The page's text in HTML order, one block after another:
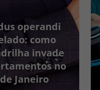
operandi
como
invade
no
Janeiro